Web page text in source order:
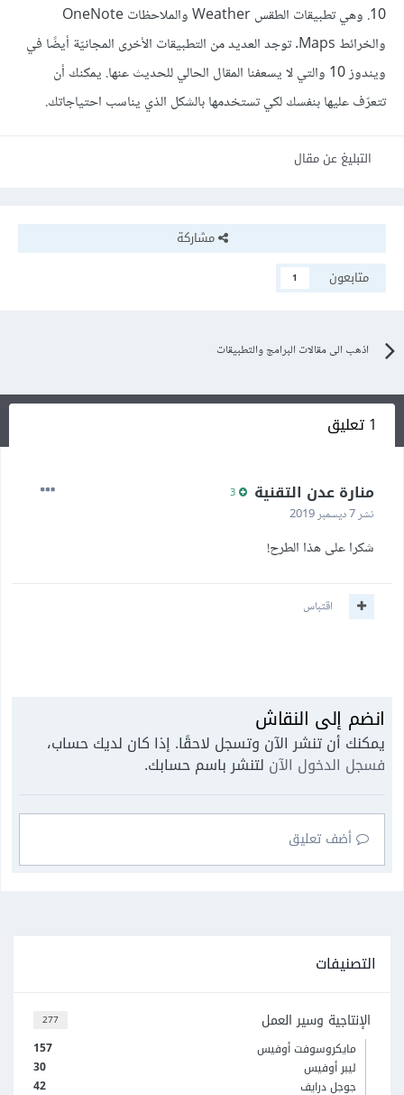
10. وهي تطبيقات الطقس Weather والملاحظات OneNote
والخرائط Maps. توجد العديد من التطبيقات الأخرى المجانيّة أيضًا في
ويندوز 10 والتي لا يسعفنا المقال الحالي للحديث عنها. يمكنك أن
تتعرّف عليها بنفسك لكي تستخدمها بالشكل الذي يناسب احتياجاتك.
التبليغ عن مقال
مشاركة
متابعون
1
اذهب الى مقالات البرامج والتطبيقات
1 تعليق
منارة عدن التقنية
نشر7 ديسمبر 2019
شكرا على هذا الطرح!
اقتباس
انضم إلى النقاش
يمكنك أن تنشر الآن وتسجل لاحقًا. إذا كان لديك حساب،
فسجل الدخول الآن لتنشر باسم حسابك.
أضف تعليق
التصنيفات
277 الإنتاجية وسير العمل
157
مايكروسوفت أوفيس
30
ليبر أوفيس
42
جوجل درايف